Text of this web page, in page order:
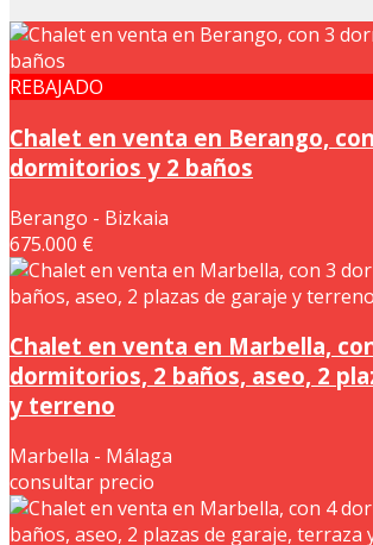
REBAJADO
Chalet en venta en Berango,
dormitorios y 2 baños
Berango - Bizkaia
675.000 €
Chalet en venta en Marbella,
dormitorios, 2 baños, aseo, 2
y terreno
Marbella - Málaga
consultar precio